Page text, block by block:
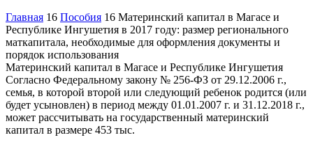
Главная 16 Пособия 16 Материнский капитал в Магасе и
Республике Ингушетия в 2017 году: размер регионального
маткапитала, необходимые для оформления документы и
порядок использования
Материнский капитал в Магасе и Республике Ингушетия
Согласно Федеральному закону № 256-ФЗ от 29.12.2006 г.,
семья, в которой второй или следующий ребенок родится (или
будет усыновлен) в период между 01.01.2007 г. и 31.12.2018 г.,
может рассчитывать на государственный материнский
капитал в размере 453 тыс.